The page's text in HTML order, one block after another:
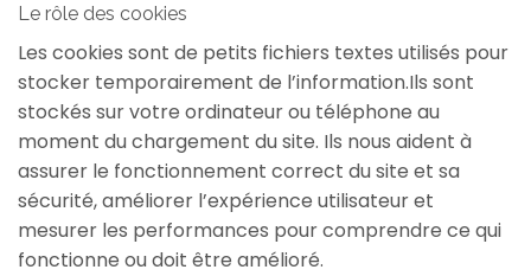
Le rôle des cookies
Les cookies sont de petits fichiers textes utilisés pour
stocker temporairement de l’information.Ils sont
stockés sur votre ordinateur ou téléphone au
moment du chargement du site. Ils nous aident à
assurer le fonctionnement correct du site et sa
sécurité, améliorer l’expérience utilisateur et
mesurer les performances pour comprendre ce qui
fonctionne ou doit être amélioré.